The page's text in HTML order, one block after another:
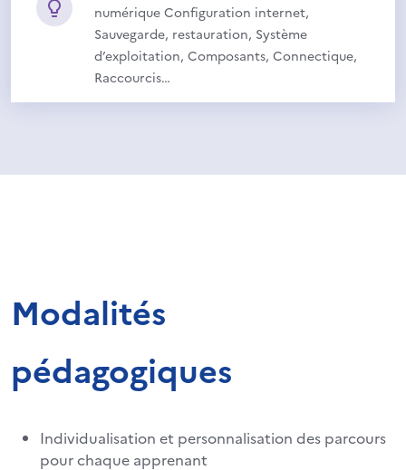
numérique Configuration internet,
Sauvegarde, restauration, Système
d’exploitation, Composants, Connectique,
Raccourcis…
Modalités
pédagogiques
Individualisation et personnalisation des parcours
pour chaque apprenant